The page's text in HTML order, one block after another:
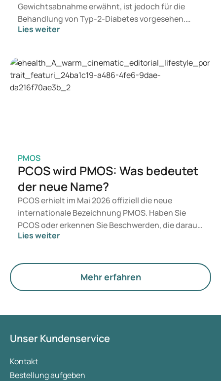
Gewichtsabnahme erwähnt, ist jedoch für die
Behandlung von Typ-2-Diabetes vorgesehen.
Wenn Sie eine Therapie zur Gewichtskontrolle
Sie geeignet ist, entscheidet ein Arzt auf
Grundlage Ihrer Gesundheit, Ihres BMI und Ihres
Medikamentenkonsums.
Lies weiter
PMOS
PCOS wird PMOS: Was bedeutet
der neue Name?
PCOS erhielt im Mai 2026 offiziell die neue
internationale Bezeichnung PMOS. Haben Sie
PCOS oder erkennen Sie Beschwerden, die darauf
hindeuten könnten? Medizinisch ändert sich
mehr Gewicht auf Hormone, den Stoffwechsel und
die Funktion der Eierstöcke.
Lies weiter
Mehr erfahren
Unser Kundenservice
Kontakt
Bestellung aufgeben